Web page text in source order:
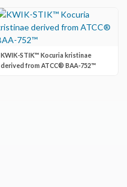
KWIK-STIK™ Kocuria kristinae
derived from ATCC® BAA-752™